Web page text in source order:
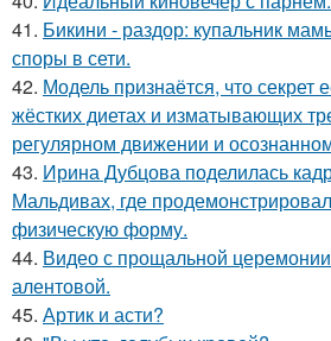
41. Бикини - раздор: купальник
споры в сети.
42. Модель признаётся, что секрет
жёстких диетах и изматывающих
регулярном движении и
43. Ирина Дубцова поделилась
Мальдивах, где
физическую форму.
44. Видео с прощальной
алентовой.
45. Артик и асти?